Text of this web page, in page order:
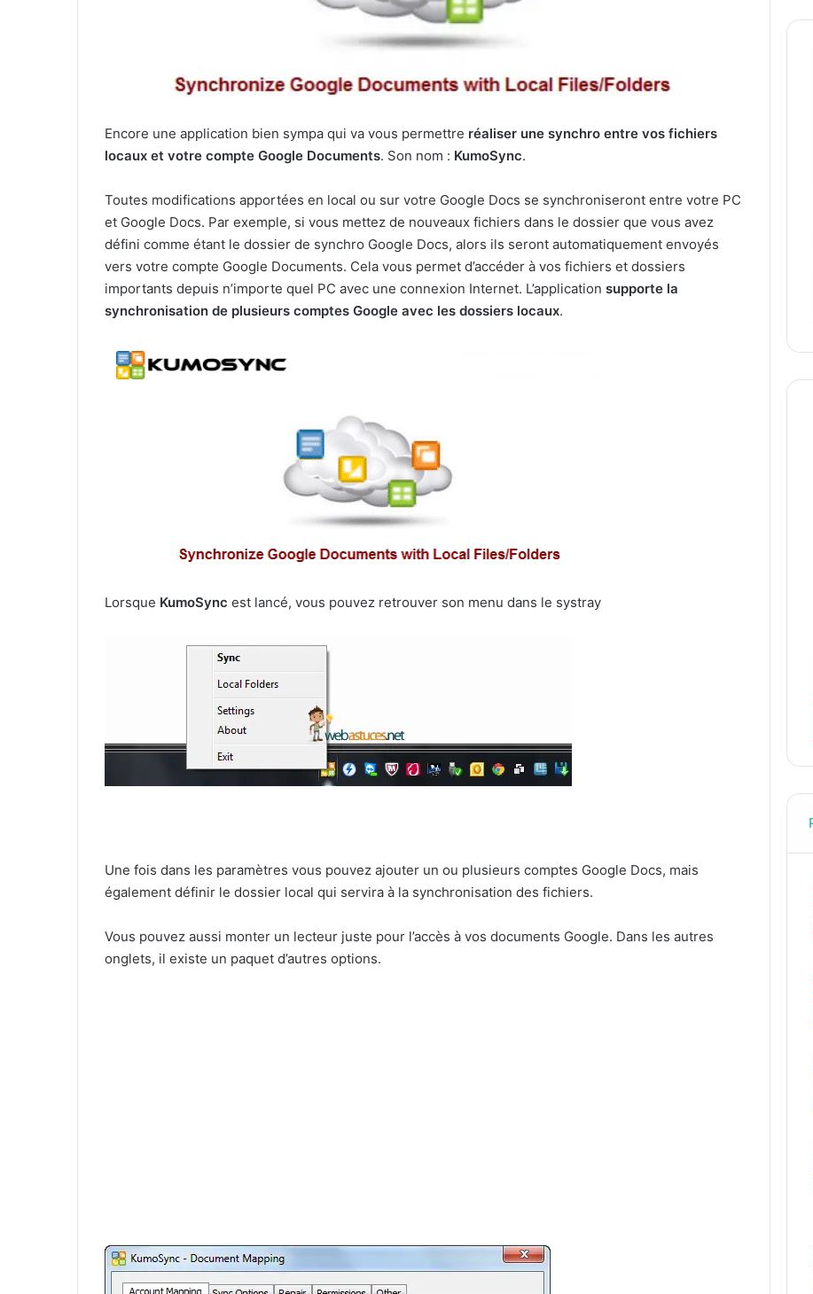
Encore une application bien sympa qui va vous permettre réaliser une synchro entre vos fichiers
locaux et votre compte Google Documents. Son nom : KumoSync.
Toutes modifications apportées en local ou sur votre Google Docs se synchroniseront entre votre PC
et Google Docs. Par exemple, si vous mettez de nouveaux fichiers dans le dossier que vous avez
défini comme étant le dossier de synchro Google Docs, alors ils seront automatiquement envoyés
vers votre compte Google Documents. Cela vous permet d’accéder à vos fichiers et dossiers
importants depuis n’importe quel PC avec une connexion Internet. L’application supporte la
synchronisation de plusieurs comptes Google avec les dossiers locaux.
Lorsque KumoSync est lancé, vous pouvez retrouver son menu dans le systray
Une fois dans les paramètres vous pouvez ajouter un ou plusieurs comptes Google Docs, mais
également définir le dossier local qui servira à la synchronisation des fichiers.
Vous pouvez aussi monter un lecteur juste pour l’accès à vos documents Google. Dans les autres
onglets, il existe un paquet d’autres options.